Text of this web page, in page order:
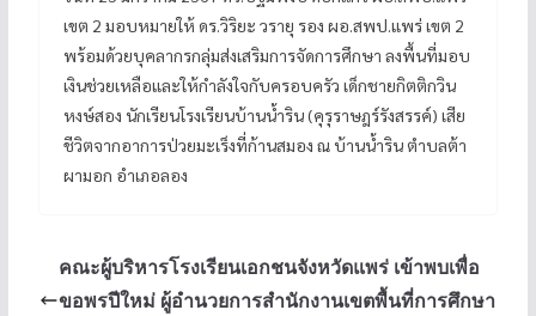
เขต 2 มอบหมายให้ ดร.วิริยะ วรายุ รอง ผอ.สพป.แพร่ เขต 2
พร้อมด้วยบุคลากรกลุ่มส่งเสริมการจัดการศึกษา ลงพื้นที่มอบ
เงินช่วยเหลือและให้กำลังใจกับครอบครัว เด็กชายกิตติกวิน
หงษ์สอง นักเรียนโรงเรียนบ้านน้ำริน (คุรุราษฎร์รังสรรค์) เสีย
ชีวิตจากอาการป่วยมะเร็งที่ก้านสมอง ณ บ้านน้ำริน ตำบลต้า
ผามอก อำเภอลอง
คณะผู้บริหารโรงเรียนเอกชนจังหวัดแพร่ เข้าพบเพื่อ
ขอพรปีใหม่ ผู้อำนวยการสำนักงานเขตพื้นที่การศึกษา